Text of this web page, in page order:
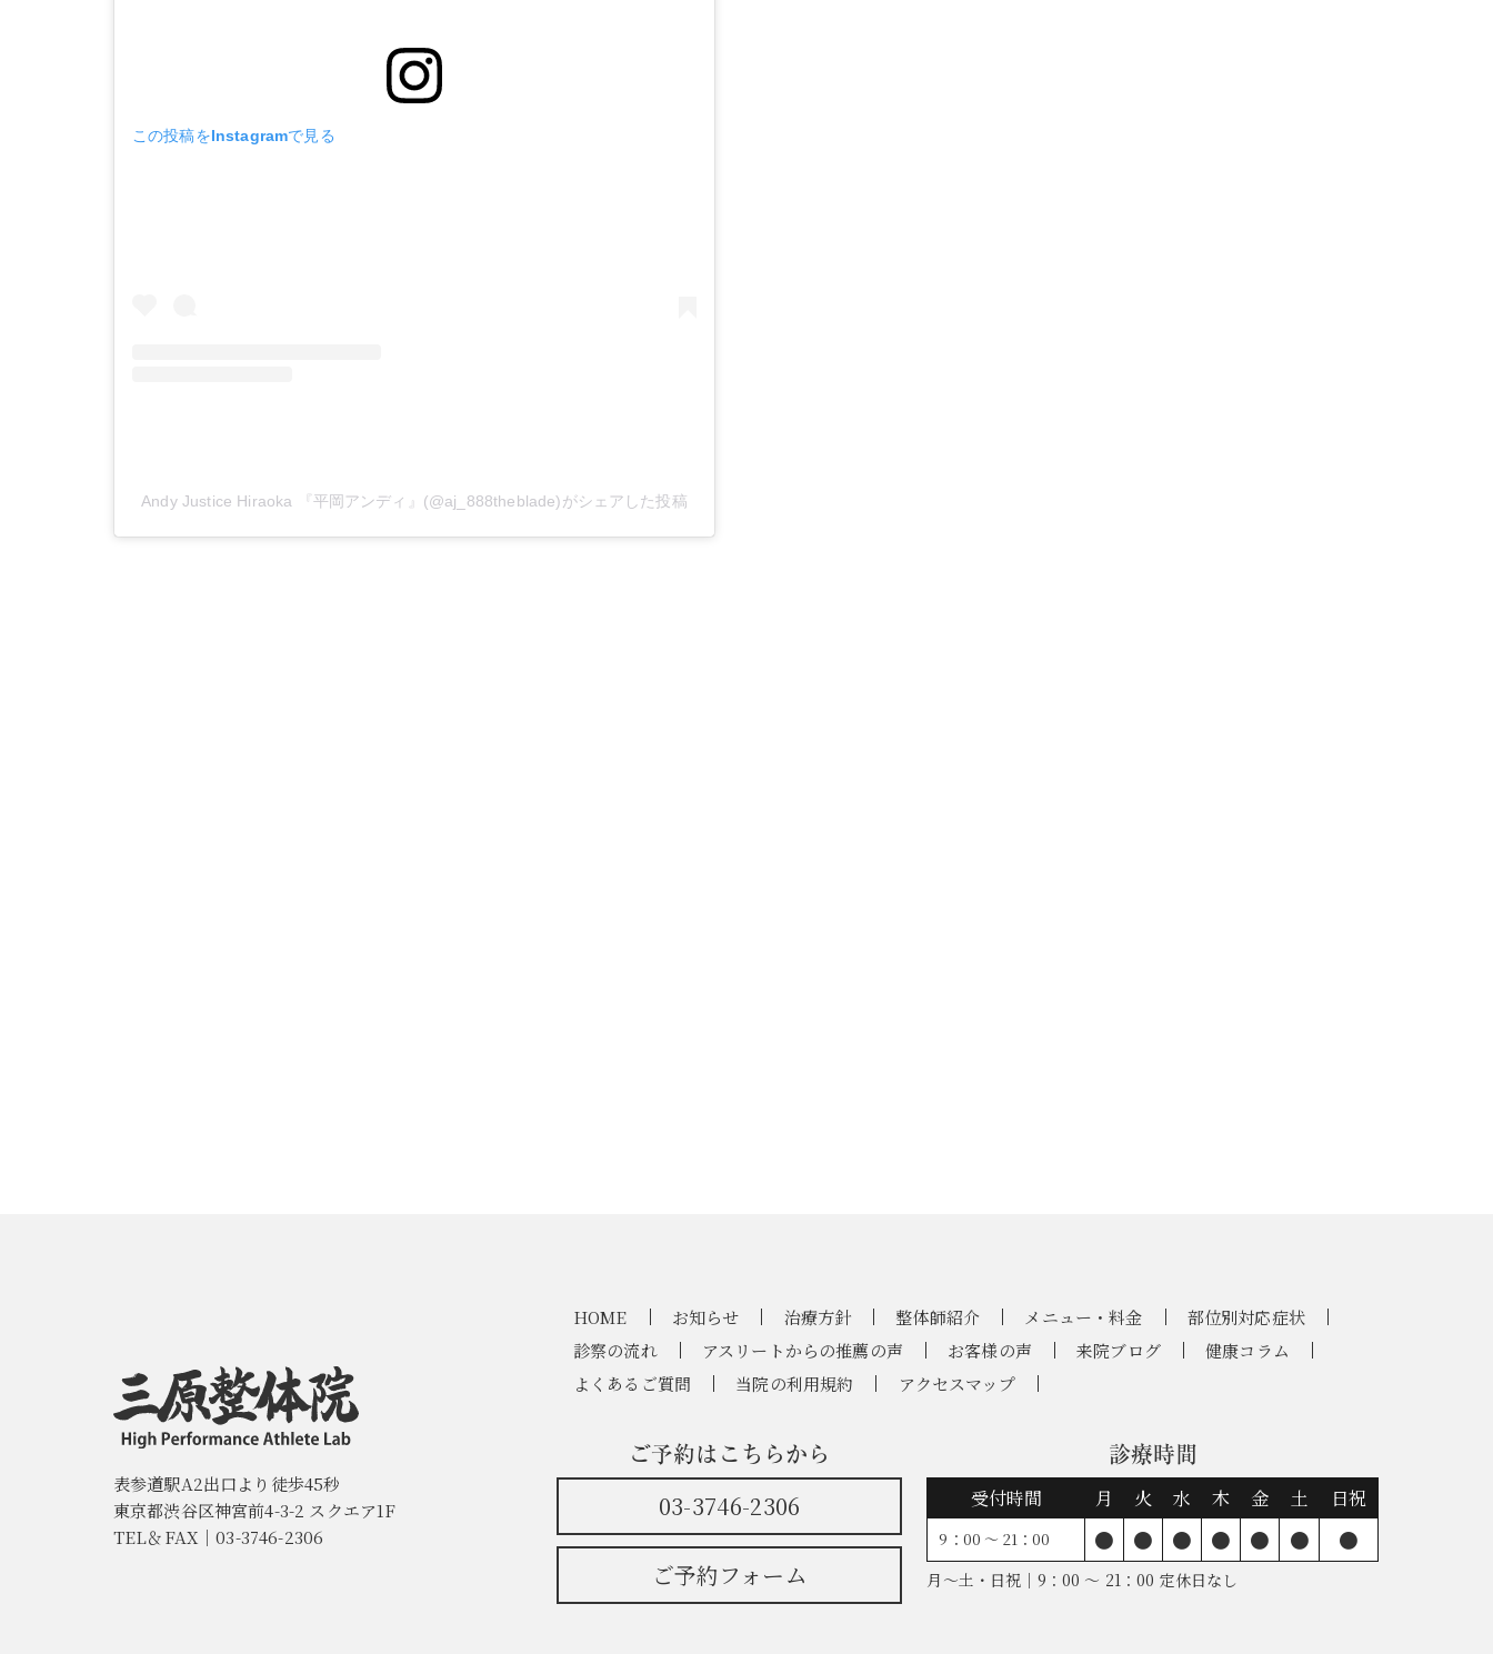
この投稿をInstagramで見る
Andy Justice Hiraoka 『平岡アンディ』(@aj_888theblade)がシェアした投稿
HOME お知らせ 治療方針 整体師紹介 メニュー・料金
部位別対応症状
診察の流れ
アスリートからの推薦の声 お客様の声 来院ブログ
健康コラム
よくあるご質問
当院の利用規約 アクセスマップ
ご予約はこちらから
03-3746-2306
ご予約フォーム
診療時間
受付時間 月 火 水 木 金 土 日祝
9：00 ～ 21：00 ● ● ● ● ● ● ●
月～土・日祝｜9：00 ～ 21：00 定休日なし
表参道駅A2出口より徒歩45秒
東京都渋谷区神宮前4-3-2 スクエア1F
TEL＆FAX｜03-3746-2306